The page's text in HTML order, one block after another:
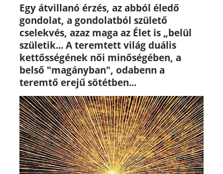
Egy átvillanó érzés, az abból éledő
gondolat, a gondolatból születő
cselekvés, azaz maga az Élet is „belül
születik...A teremtett világ duális
kettősségének női minőségében, a
belső "magányban", odabenn a
teremtő erejű sötétben...